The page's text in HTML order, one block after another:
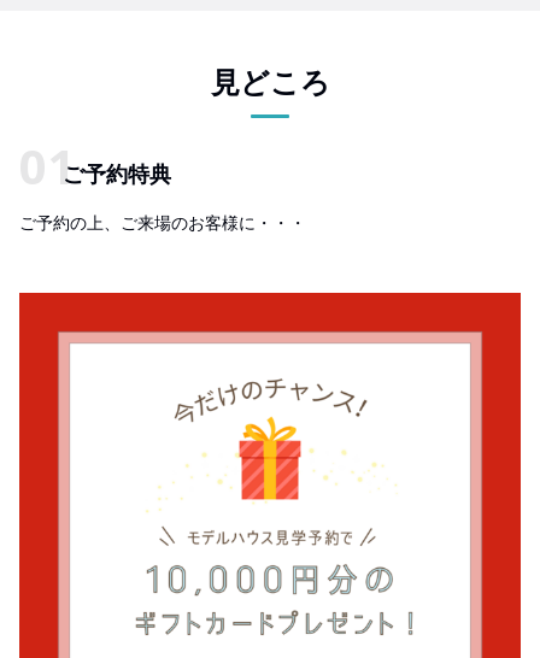
見どころ
ご予約特典
ご予約の上、ご来場のお客様に・・・